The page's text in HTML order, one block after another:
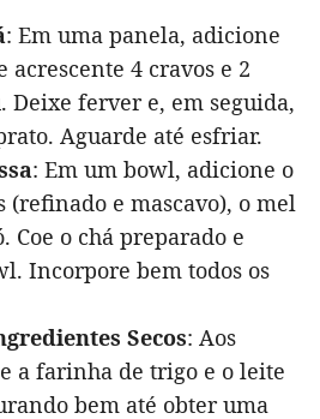
: Em uma panela, adicione
acrescente 4 cravos e 2
Deixe ferver e, em seguida,
Aguarde até esfriar.
: Em um bowl, adicione o
(refinado e mascavo), o mel
Coe o chá preparado e
Incorpore bem todos os
Secos: Aos
a farinha de trigo e o leite
bem até obter uma